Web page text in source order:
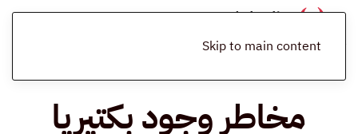
Skip to main content
aeruginosa في نفايات الرعاية الصحية لمستشفى الحروق والتجميل
مخاطر وجود بكتيريا